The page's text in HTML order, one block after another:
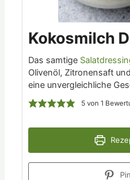
Kokosmilch
Das samtige
Olivenöl, Zitronensaft
eine unvergleichliche
5 von 1